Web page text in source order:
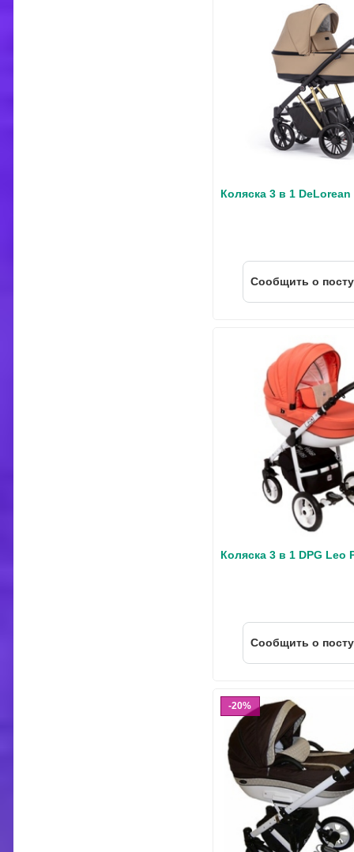
Коляска 3 в 1 DeLorean
Cообщить о
Коляска 3 в 1 DPG Leo
Cообщить о
20%